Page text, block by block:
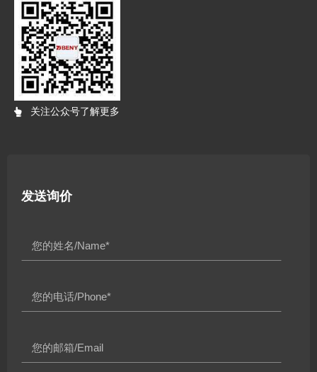
关注公众号了解更多
发送询价